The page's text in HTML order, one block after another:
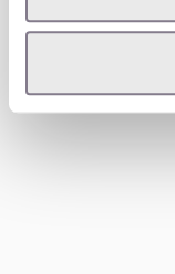
Mietpreise in
Die Mietpreise in
ihre